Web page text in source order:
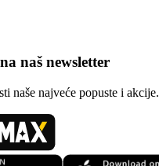
naš newsletter
naše najveće popuste i akcije.